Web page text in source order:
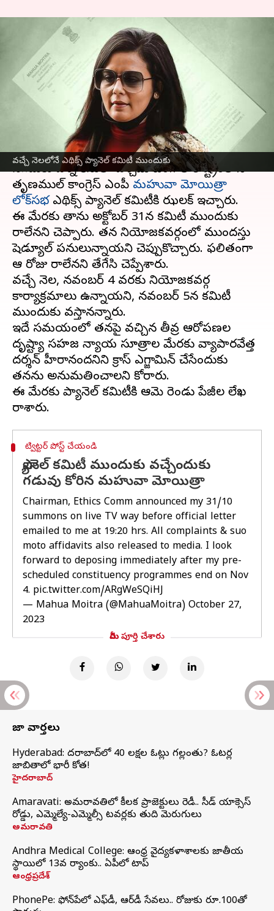
వచ్చే నెలలోనే ఎథిక్స్ ప్యానెల్ కమిటీ ముందుకు
Mahua Moitra: సమయం
కోరుతున్న ఎంపీ మహువా మోయిత్రా..
వచ్చే నెలలోనే ఎథిక్స్ ప్యానెల్ కమిటీ
ముందుకు
TEJAVYAS BESTHA Oct 27, 2023 02:55 pm
ఈ వార్తాకథనం ఏంటి
నగదుకు ప్రశ్న కేసులో పశ్చిమ్ బెంగాల్ రాష్ట్రంలోని
తృణముల్ కాంగ్రెస్ ఎంపీ మహువా మోయిత్రా
లోక్‌సభ ఎథిక్స్ ప్యానెల్ కమిటీకి ఝలక్ ఇచ్చారు.
ఈ మేరకు తాను అక్టోబర్ 31న కమిటీ ముందుకు
రాలేనని చెప్పారు. తన నియోజకవర్గంలో ముందస్తు
షెడ్యూల్ పనులున్నాయని చెప్పుకొచ్చారు. ఫలితంగా
ఆ రోజు రాలేనని తేగేసి చెప్పేశారు.
వచ్చే నెల, నవంబర్ 4 వరకు నియోజకవర్గ
కార్యాక్రమాలు ఉన్నాయని, నవంబర్ 5న కమిటీ
ముందుకు వస్తానన్నారు.
ఇదే సమయంలో తనపై వచ్చిన తీవ్ర ఆరోపణల
దృష్ట్యా సహజ న్యాయ సూత్రాల మేరకు వ్యాపారవేత్త
దర్శన్‌ హీరానందనిని క్రాస్ ఎగ్జామిన్ చేసేందుకు
తనను అనుమతించాలని కోరారు.
ఈ మేరకు ప్యానెల్‌ కమిటీకి ఆమె రెండు పేజీల లేఖ
ట్విట్టర్ పోస్ట్ చేయండి
ప్యానెల్ కమిటీ ముందుకు వచ్చేందుకు
గడువు కోరిన మహువా మోయిత్రా
Chairman, Ethics Comm announced my 31/10
summons on live TV way before official letter
emailed to me at 19:20 hrs. All complaints & suo
moto affidavits also released to media. I look
forward to deposing immediately after my pre-
scheduled constituency programmes end on Nov
4. pic.twitter.com/ARgWeSQiHJ
— Mahua Moitra (@MahuaMoitra) October 27,
2023
మీరు పూర్తి చేశారు
తాజా వార్తలు
Hyderabad: హైదరాబాద్‌లో 40 లక్షల ఓట్లు గల్లంతు? ఓటర్ల
జాబితాలో భారీ కోత!
హైదరాబాద్
Amaravati: అమరావతిలో కీలక ప్రాజెక్టులు రెడీ.. సీడ్‌ యాక్సెస్‌
రోడ్డు, ఎమ్మెల్యే-ఎమ్మెల్సీ టవర్లకు తుది మెరుగులు
అమరావతి
Andhra Medical College: ఆంధ్ర వైద్యకళాశాలకు జాతీయ
స్థాయిలో 13వ ర్యాంకు.. ఏపీలో టాప్
ఆంధ్రప్రదేశ్
PhonePe: ఫోన్‌పేలో ఎఫ్‌డీ, ఆర్‌డీ సేవలు.. రోజుకు రూ.100తో